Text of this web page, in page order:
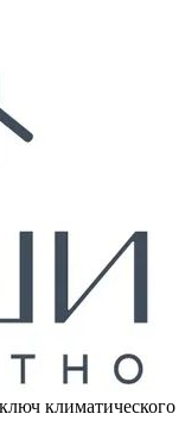
климатического